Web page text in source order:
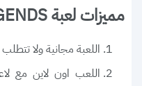
مميزات لعبة DRAGON BALL LEGENDS
اللعبة مجانية ولا
اللعب اون لاين مع